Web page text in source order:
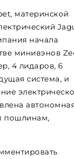
материнской
начала
минивэнов
4 лидаров, 6
система, и
пошлинам,